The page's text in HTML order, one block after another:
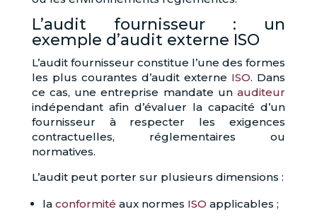
L’audit fournisseur : un
exemple d’audit externe ISO
L’audit fournisseur constitue l’une des formes
les plus courantes d’audit externe ISO. Dans
ce cas, une entreprise mandate unauditeur
indépendant afin d’évaluer la capacité d’un
fournisseur à respecter les exigences
contractuelles, réglementaires ou
normatives.
L’audit peut porter sur plusieurs dimensions :
la conformité aux normes ISO applicables ;